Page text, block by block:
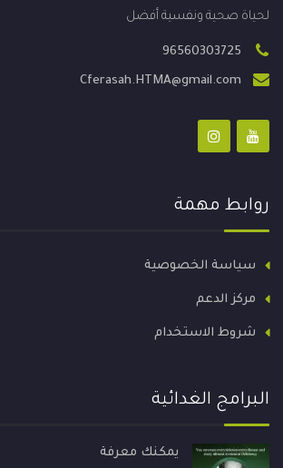
لحياة صحية ونفسية أفضل
96560303725
Cferasah.HTMA@gmail.com
روابط مهمة
سياسة الخصوصية
مركز الدعم
شروط الاستخدام
البرامج الغدائية
يمكنك معرفة